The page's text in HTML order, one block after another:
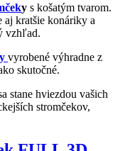
y s košatým tvarom.
aj kratšie konáriky a
vzhľad.
vyrobené výhradne z
skutočné.
stane hviezdou vašich
stromčekov,